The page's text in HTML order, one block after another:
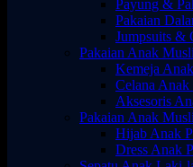
Payung &
Pakaian
Jumpsuits &
Pakaian Anak
Kemeja
Celana
Aksesoris
Pakaian Anak
Hijab Anak
Dress Anak